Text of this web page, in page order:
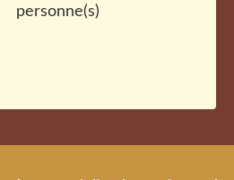
personne(s)